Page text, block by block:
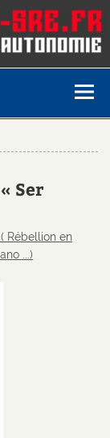
Ser
Rébellion en
...)